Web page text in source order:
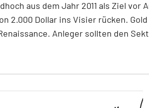
aus dem Jahr 2011 als Ziel vor
2.000 Dollar ins Visier rücken.
Anleger sollten den